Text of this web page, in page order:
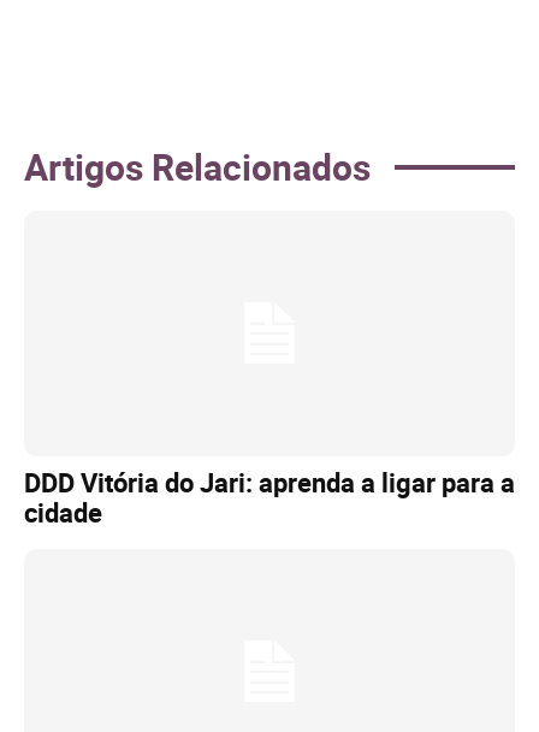
Artigos Relacionados
DDD Vitória do Jari: aprenda a ligar para a
cidade